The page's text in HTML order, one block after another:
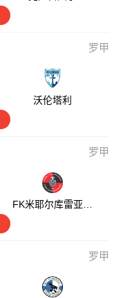
罗甲
沃伦塔利
罗甲
FK米耶尔库雷亚丘
罗甲